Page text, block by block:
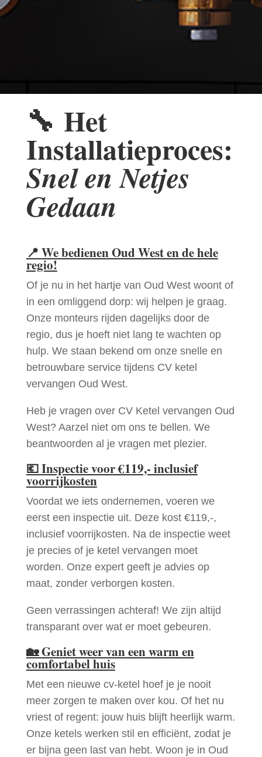
🔧 Het
Installatieproces:
Snel en Netjes
Gedaan
📍 We bedienen Oud West en de hele
regio!
Of je nu in het hartje van Oud West woont of
in een omliggend dorp: wij helpen je graag.
Onze monteurs rijden dagelijks door de
regio, dus je hoeft niet lang te wachten op
hulp. We staan bekend om onze snelle en
betrouwbare service tijdens CV ketel
vervangen Oud West.
Heb je vragen over CV Ketel vervangen Oud
West? Aarzel niet om ons te bellen. We
beantwoorden al je vragen met plezier.
💶Inspectie voor €119,- inclusief
voorrijkosten
Voordat we iets ondernemen, voeren we
eerst een inspectie uit. Deze kost €119,-,
inclusief voorrijkosten. Na de inspectie weet
je precies of je ketel vervangen moet
worden. Onze expert geeft je advies op
maat, zonder verborgen kosten.
Geen verrassingen achteraf! We zijn altijd
transparant over wat er moet gebeuren.
🏡Geniet weer van een warm en
comfortabel huis
Met een nieuwe cv-ketel hoef je je nooit
meer zorgen te maken over kou. Of het nu
vriest of regent: jouw huis blijft heerlijk warm.
Onze ketels werken stil en efficiënt, zodat je
er bijna geen last van hebt. Woon je in Oud